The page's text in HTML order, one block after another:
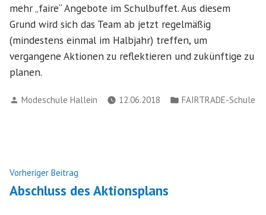
mehr „faire“ Angebote im Schulbuffet. Aus diesem
Grund wird sich das Team ab jetzt regelmäßig
(mindestens einmal im Halbjahr) treffen, um
vergangene Aktionen zu reflektieren und zukünftige zu
planen.
Verfasst
Modeschule Hallein 12.06.2018
Veröffentlicht
FAIRTRADE-Schule
Beitragsnavigation
Vorheriger Beitrag
Beitrag:
Abschluss des Aktionsplans